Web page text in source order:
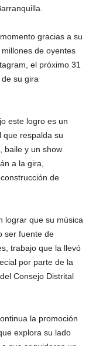
gracias a su
de oyentes
el próximo 31
su gira
este logro es un
que respalda su
baile y un show
a la gira,
de
lograr que su música
ser fuente de
trabajo que la llevó
por parte de la
Consejo Distrital
la promoción
explora su lado